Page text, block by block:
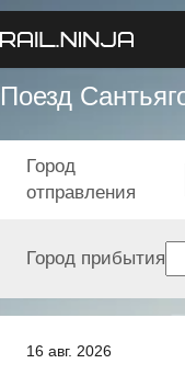
Поезд
16 авг. 2026
Город
отправления
Город прибытия